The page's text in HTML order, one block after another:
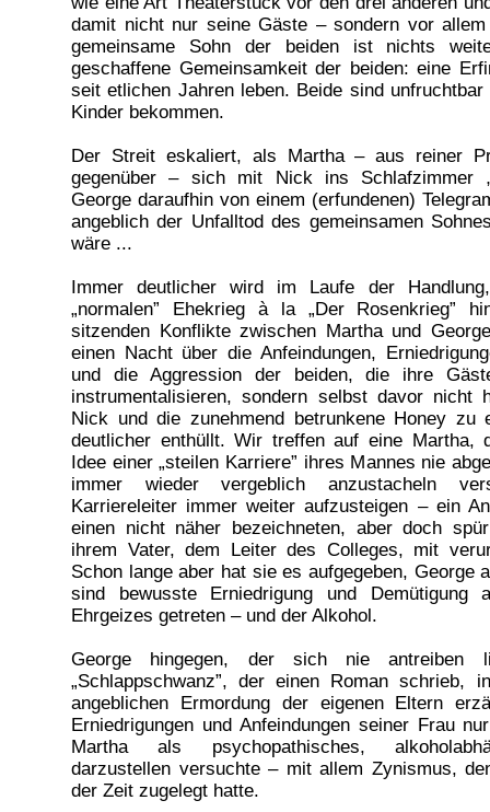
damit nicht nur seine Gäste – sondern vor
gemeinsame Sohn der beiden ist nichts
geschaffene Gemeinsamkeit der beiden: eine
seit etlichen Jahren leben. Beide sind
Kinder bekommen.
Der Streit eskaliert, als Martha – aus reiner
gegenüber – sich mit Nick ins Schlafzimmer
George daraufhin von einem (erfundenen)
angeblich der Unfalltod des gemeinsamen
wäre ...
Immer deutlicher wird im Laufe der
„normalen” Ehekrieg à la „Der Rosenkrieg”
sitzenden Konflikte zwischen Martha und
einen Nacht über die Anfeindungen,
und die Aggression der beiden, die ihre
instrumentalisieren, sondern selbst davor nicht
Nick und die zunehmend betrunkene Honey zu
deutlicher enthüllt. Wir treffen auf eine Martha,
Idee einer „steilen Karriere” ihres Mannes nie
immer wieder vergeblich anzustacheln
Karriereleiter immer weiter aufzusteigen – ein
einen nicht näher bezeichneten, aber doch
ihrem Vater, dem Leiter des Colleges, mit
Schon lange aber hat sie es aufgegeben, George
sind bewusste Erniedrigung und
Ehrgeizes getreten – und der Alkohol.
George hingegen, der sich nie antreiben
„Schlappschwanz”, der einen Roman schrieb,
angeblichen Ermordung der eigenen Eltern
Erniedrigungen und Anfeindungen seiner Frau
Martha als psychopathisches,
darzustellen versuchte – mit allem Zynismus,
der Zeit zugelegt hatte.